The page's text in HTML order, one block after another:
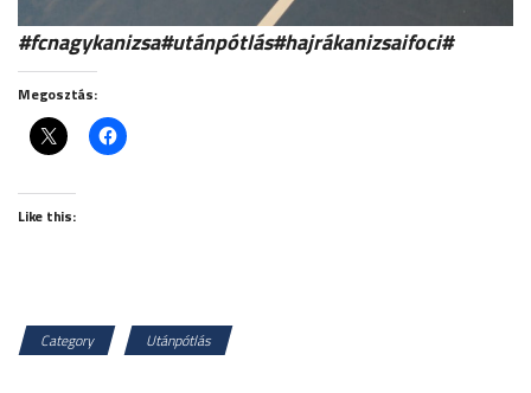
#fcnagykanizsa#utánpótlás#hajrákanizsaifoci#
Megosztás:
Like this:
Category Utánpótlás